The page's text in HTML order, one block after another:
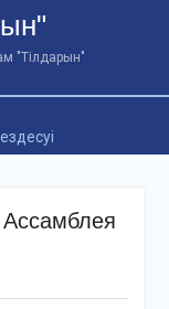
"Тілдарын"